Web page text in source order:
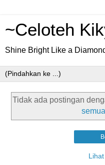
~Celoteh
Shine Bright Like a
Tidak ada postingan